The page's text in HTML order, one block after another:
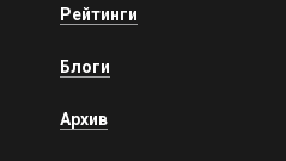
Рейтинги
Блоги
Архив